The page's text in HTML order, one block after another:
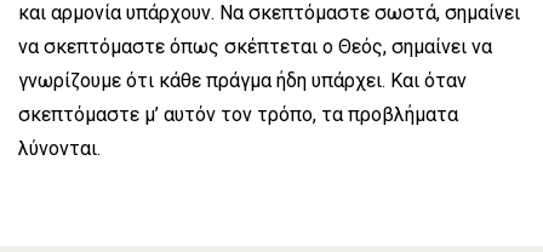
και αρμονία υπάρχουν. Να σκεπτόμαστε σωστά, σημαίνει
να σκεπτόμαστε όπως σκέπτεται ο Θεός, σημαίνει να
γνωρίζουμε ότι κάθε πράγμα ήδη υπάρχει. Και όταν
σκεπτόμαστε μ’ αυτόν τον τρόπο, τα προβλήματα
λύνονται.